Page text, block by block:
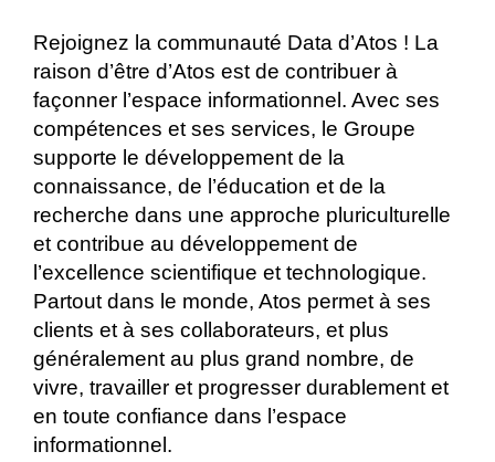
Rejoignez la communauté Data d’Atos ! La
raison d’être d’Atos est de contribuer à
façonner l’espace informationnel. Avec ses
compétences et ses services, le Groupe
supporte le développement de la
connaissance, de l’éducation et de la
recherche dans une approche pluriculturelle
et contribue au développement de
l’excellence scientifique et technologique.
Partout dans le monde, Atos permet à ses
clients et à ses collaborateurs, et plus
généralement au plus grand nombre, de
vivre, travailler et progresser durablement et
en toute confiance dans l’espace
informationnel.